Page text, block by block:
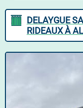
DELAYGUE
RIDEAUX À